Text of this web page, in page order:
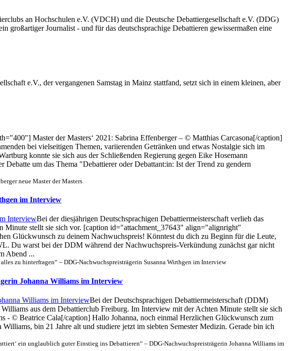
an Hochschulen e.V. (VDCH) und die Deutsche Debattiergesellschaft e.V. (DDG)
großartiger Journalist - und für das deutschsprachige Debattieren gewissermaßen eine
e.V., der vergangenen Samstag in Mainz stattfand, setzt sich in einem kleinen, aber
Master der Masters‘ 2021: Sabrina Effenberger – © Matthias Carcasona[/caption]
bei vielseitigen Themen, variierenden Getränken und etwas Nostalgie sich im
konnte sie sich aus der Schließenden Regierung gegen Eike Hosemann
um das Thema "Debattierer oder Debattant:in: Ist der Trend zu gendern
neue Master der Masters
im Interview
Bei der diesjährigen Deutschsprachigen Debattiermeisterschaft verlieh das
Minute stellt sie sich vor. [caption id="attachment_37643" align="alignright"
Glückwunsch zu deinem Nachwuchspreis! Könntest du dich zu Beginn für die Leute,
Du warst bei der DDM während der Nachwuchspreis-Verkündung zunächst gar nicht
Abend ...
zu hinterfragen“ – DDG-Nachwuchspreisträgerin Susanna Wirthgen im Interview
Johanna Williams im Interview
Bei der Deutschsprachigen Debattiermeisterschaft (DDM)
aus dem Debattierclub Freiburg. Im Interview mit der Achten Minute stellt sie sich
© Beatrice Cala[/caption] Hallo Johanna, noch einmal Herzlichen Glückwunsch zum
bin 21 Jahre alt und studiere jetzt im siebten Semester Medizin. Gerade bin ich
ein unglaublich guter Einstieg ins Debattieren“ – DDG-Nachwuchspreisträgerin Johanna Williams im